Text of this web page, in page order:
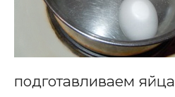
подготавливаем яйца